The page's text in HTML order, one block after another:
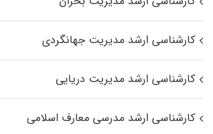
کارشناسی ارشد مدیریت جهانگردی
کارشناسی ارشد مدیریت دریایی
کارشناسی ارشد مدرسی معارف اسلامی